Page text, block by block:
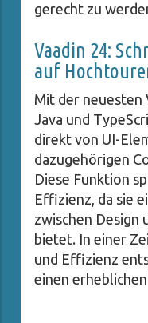
gerecht zu
Vaadin 24:
auf
Mit der neuesten
Java und
direkt von UI-
dazugehörigen
Diese Funktion
Effizienz, da sie
zwischen Design
bietet. In einer
und Effizienz
einen